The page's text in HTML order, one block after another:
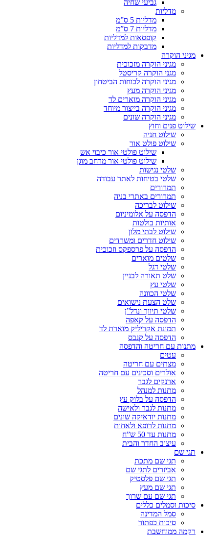
גביעי שחיה
מדליות
מדליות 5 ס”מ
מדליות 7 ס”מ
קופסאות למדליות
מדבקות למדליות
מגיני הוקרה
מגיני הוקרה מזכוכית
מגני הוקרה קריסטל
מגיני הוקרה לכוחות הביטחון
מגיני הוקרה מעץ
מגיני הוקרה מוארים לד
מגיני הוקרה בייצור מיוחד
מגיני הוקרה שונים
שילוט פנים וחוץ
שילוט חניה
שילוט פולט אור
שילוט פולטי אור כיבוי אש
שילוט פולטי אור מרחב מוגן
שלטי נגישות
שלטי בטיחות לאתר עבודה
תמרורים
תמרורים באתרי בניה
שילוט לבריכה
הדפסה על אלומיניום
אותיות בולטות
שילוט לבתי מלון
שילוט חדרים ומשרדים
הדפסה על פרספקס וזכוכית
שלטים מוארים
שלטי דגל
שלט תאורה לבניין
שלטי עץ
שלטי הכוונה
שלט הצעת נישואים
שלטי תיווך ונדל”ן
הדפסה על קאפה
תמונת אקריליק מוארת לד
הדפסה על קנבס
מתנות עם חריטה והדפסה
עטים
מצתים עם חריטה
אולרים וסכינים עם חריטה
ארנקים לגבר
מתנות למנהל
הדפסה על בלוק עץ
מתנות לגבר ולאישה
מתנות יודאיקה שונים
מתנות לרופא ולאחות
מתנות עד 50 ש”ח
עיצוב החדר והבית
תגי שם
תגי שם מתכת
אביזרים לתגי שם
תגי שם פלסטיק
תגי שם מעץ
תגי שם עם שרוך
סיכות וסמלים כללים
סמל המדינה
סיכות כפתור
רקמה ממוחשבת